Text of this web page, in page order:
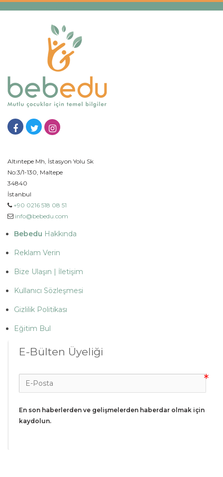
Altıntepe Mh, İstasyon Yolu Sk
No:3/1-130, Maltepe
34840
İstanbul
+90 0216 518 08 51
info@bebedu.com
Bebedu Hakkında
Reklam Verin
Bize Ulaşın | İletişim
Kullanıcı Sözleşmesi
Gizlilik Politikası
Eğitim Bul
E-Bülten Üyeliği
En son haberlerden ve gelişmelerden haberdar olmak için
kaydolun.